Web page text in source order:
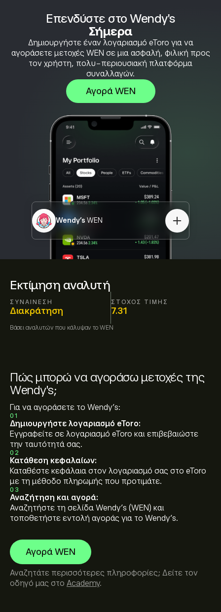
Εκτίμηση αναλυτή
ΣΥΝΑΊΝΕΣΗ
Διακράτηση
ΣΤΌΧΟΣ ΤΙΜΉΣ
7.31
Βάσει αναλυτών που κάλυψαν το WEN
Επενδύστε στο Wendy's
Σήμερα
Δημιουργήστε έναν λογαριασμό eToro για να
αγοράσετε μετοχές WEN σε μια ασφαλή, φιλική προς
τον χρήστη, πολυ-περιουσιακή πλατφόρμα
συναλλαγών.
Αγορά WEN
Wendy's WEN
Πώς μπορώ να αγοράσω μετοχές της
Wendy's;
Για να αγοράσετε το Wendy's:
01
Δημιουργήστε λογαριασμό eToro:
Εγγραφείτε σε λογαριασμό eToro και επιβεβαιώστε
την ταυτότητά σας.
02
Κατάθεση κεφαλαίων:
Καταθέστε κεφάλαια στον λογαριασμό σας στο eToro
με τη μέθοδο πληρωμής που προτιμάτε.
03
Αναζήτηση και αγορά:
Αναζητήστε τη σελίδα Wendy's (WEN) και
τοποθετήστε εντολή αγοράς για το Wendy's.
Αγορά WEN
Αναζητάτε περισσότερες πληροφορίες; Δείτε τον
οδηγό μας στο Academy.